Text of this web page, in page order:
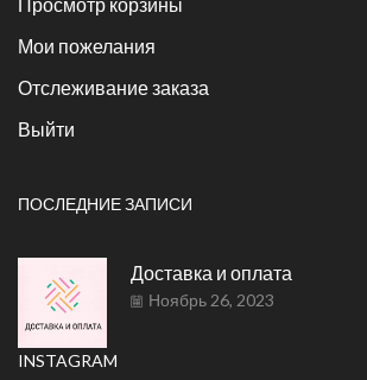
Просмотр корзины
Мои пожелания
Отслеживание заказа
Выйти
ПОСЛЕДНИЕ ЗАПИСИ
Доставка и оплата
Ноябрь 26, 2023
INSTAGRAM